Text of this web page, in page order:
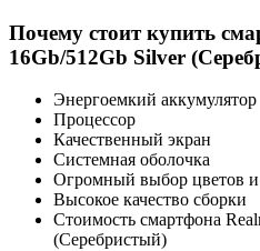
Почему стоит купить
16Gb/512Gb Silver
Энергоемкий аккумулятор
Процессор
Качественный экран
Системная оболочка
Огромный выбор цветов и
Высокое качество сборки
Стоимость смартфона
(Серебристый)